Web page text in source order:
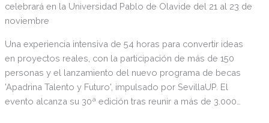
celebrará en la Universidad Pablo de Olavide del 21 al 23 de
noviembre
Una experiencia intensiva de 54 horas para convertir ideas
en proyectos reales, con la participación de más de 150
personas y el lanzamiento del nuevo programa de becas
'Apadrina Talento y Futuro', impulsado por SevillaUP. El
evento alcanza su 30ª edición tras reunir a más de 3.000